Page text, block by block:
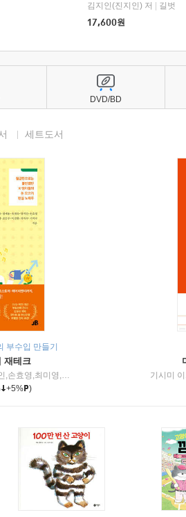
김지인(진지인) 저
길벗
17,600원
세트도서
부수입 만들기
재테크
우리나,정예용,유재숙,양지인,손효영,최미영,조민주,이진현,차미숙,서미숙 저 |
+5% )
기시미
DVD/BD